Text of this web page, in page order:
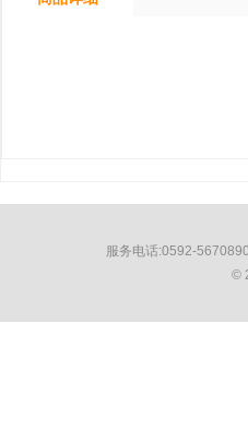
服务电话:0592-
©